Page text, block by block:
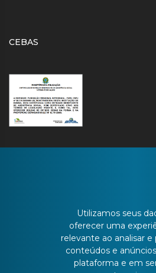
CEBAS
Batista Bonoto Sobrinho, 733
Utilizamos seus
oferecer uma
relevante ao analisar e
conteúdos e
plataforma e em